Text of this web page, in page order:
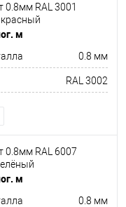
0.8мм RAL 3001
м
0.8 мм
RAL 3002
0.8мм RAL 6007
м
0.8 мм